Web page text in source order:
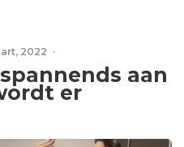
2022 ·
aan
er